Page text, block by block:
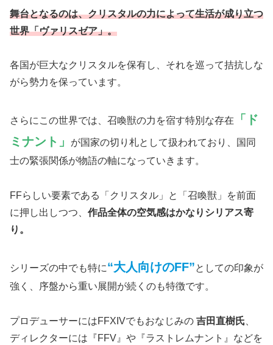
舞台となるのは、クリスタルの力によって生活が成り立つ
世界「ヴァリスゼア」。
各国が巨大なクリスタルを保有し、それを巡って拮抗しな
がら勢力を保っています。
さらにこの世界では、召喚獣の力を宿す特別な存在
「ド
ミナント」
が国家の切り札として扱われており、国同
士の緊張関係が物語の軸になっていきます。
FFらしい要素である「クリスタル」と「召喚獣」を前面
に押し出しつつ、 作品全体の空気感はかなりシリアス寄
り。
シリーズの中でも特に“大人向けのFF”としての印象が
強く、序盤から重い展開が続くのも特徴です。
プロデューサーにはFFXIVでもおなじみの 吉田直樹氏
ディレクターには『FFV』や『ラストレムナント』などを